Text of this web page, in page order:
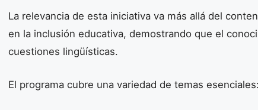
La relevancia de esta iniciativa va más allá del
en la inclusión educativa, demostrando que el
cuestiones lingüísticas.
El programa cubre una variedad de temas esenciales: